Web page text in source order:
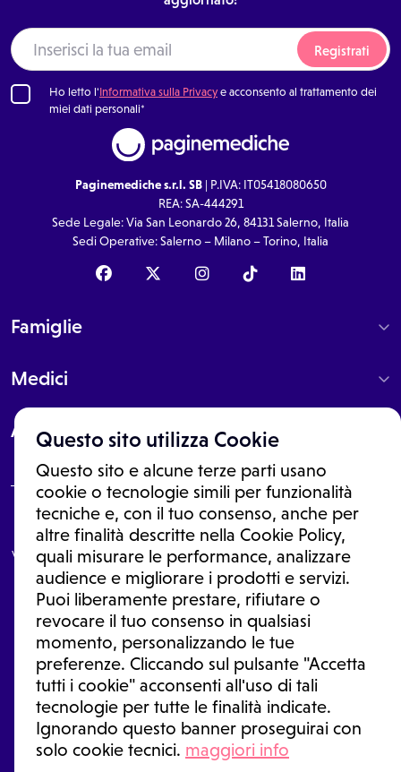
Questo sito utilizza Cookie
Questo sito e alcune terze parti usano
cookie o tecnologie simili per funzionalità
tecniche e, con il tuo consenso, anche per
altre finalità descritte nella Cookie Policy,
quali misurare le performance, analizzare
audience e migliorare i prodotti e servizi.
Puoi liberamente prestare, rifiutare o
revocare il tuo consenso in qualsiasi
momento, personalizzando le tue
preferenze. Cliccando sul pulsante "Accetta
tutti i cookie" acconsenti all'uso di tali
tecnologie per tutte le finalità indicate.
Ignorando questo banner proseguirai con
solo cookie tecnici. maggiori info
Registrati
Ho letto l'Informativa sulla Privacye acconsento al trattamento dei
miei dati personali*
Paginemediche s.r.l. SB| P.IVA: IT05418080650
REA: SA-444291
Sede Legale: Via San Leonardo 26, 84131 Salerno, Italia
Sedi Operative: Salerno – Milano – Torino, Italia
Famiglie
Medici
About
Le informazioni proposte in questo sito non sono un consulto medico.
In nessun caso, queste informazioni sostituiscono un consulto, una
visita o una diagnosi formulata dal medico. Non si devono considerare
le informazioni disponibili come suggerimenti per la formulazione di
una diagnosi, la determinazione di un trattamento o l'assunzione o
sospensione di un farmaco senza prima consultare un medico di
medicina generale o uno specialista.
Condizioni di utilizzo|Privacy Policy |Gestione Cookie
Ⓒ 2026 | Tutti i diritti riservati.